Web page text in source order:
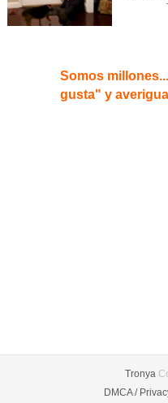
Somos
gusta" y
Tronya
DMCA /